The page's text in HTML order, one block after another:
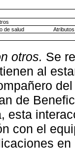
de salud
otros. Se
al
de
esta
con el